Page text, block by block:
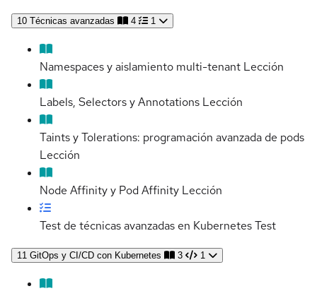
10 Técnicas avanzadas 4 1
Namespaces y aislamiento multi-tenant Lección
Labels, Selectors y Annotations Lección
Taints y Tolerations: programación avanzada de pods
Lección
Node Affinity y Pod Affinity Lección
Test de técnicas avanzadas en KubernetesTest
11 GitOps y CI/CD con Kubernetes 3 1